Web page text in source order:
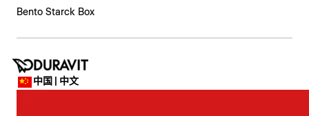
Bento Starck Box
中国 | 中文